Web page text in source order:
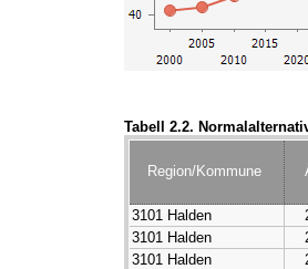
Tabell 2.2.
Region/Kommune
3101 Halden
3101 Halden
3101 Halden